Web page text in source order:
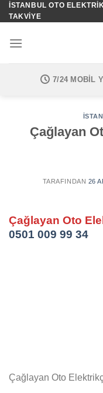
İçeriğe
atla
İSTANBUL OTO
TAKVIYE
7/24 MOBIL
Çağlayan
TARAFINDAN 26
Çağlayan Oto
0501 009 99 34
Çağlayan Oto